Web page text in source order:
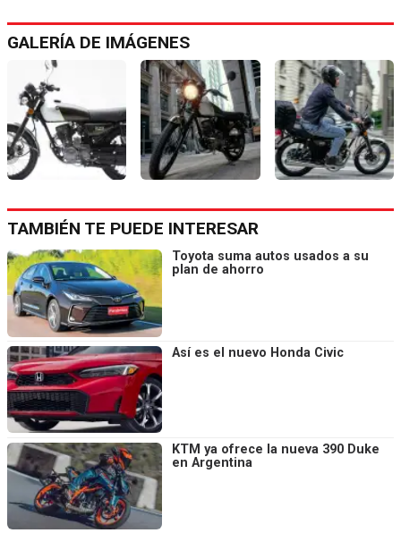
GALERÍA DE IMÁGENES
TAMBIÉN TE PUEDE INTERESAR
Toyota suma autos usados a su
plan de ahorro
Así es el nuevo Honda Civic
KTM ya ofrece la nueva 390 Duke
en Argentina